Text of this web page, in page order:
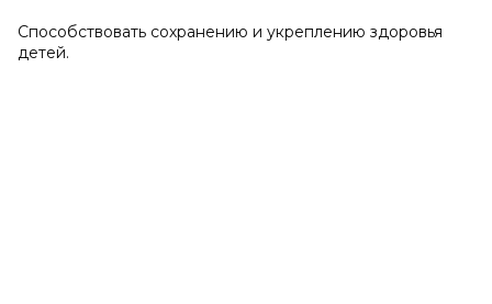
Способствовать сохранению и укреплению здоровья
детей.